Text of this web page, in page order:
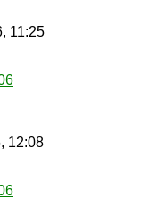
11:25
12:08